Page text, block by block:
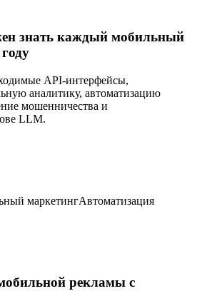
знать каждый мобильный
API-интерфейсы,
аналитику, автоматизацию
мошенничества и
LLM.
маркетингАвтоматизация
рекламы с